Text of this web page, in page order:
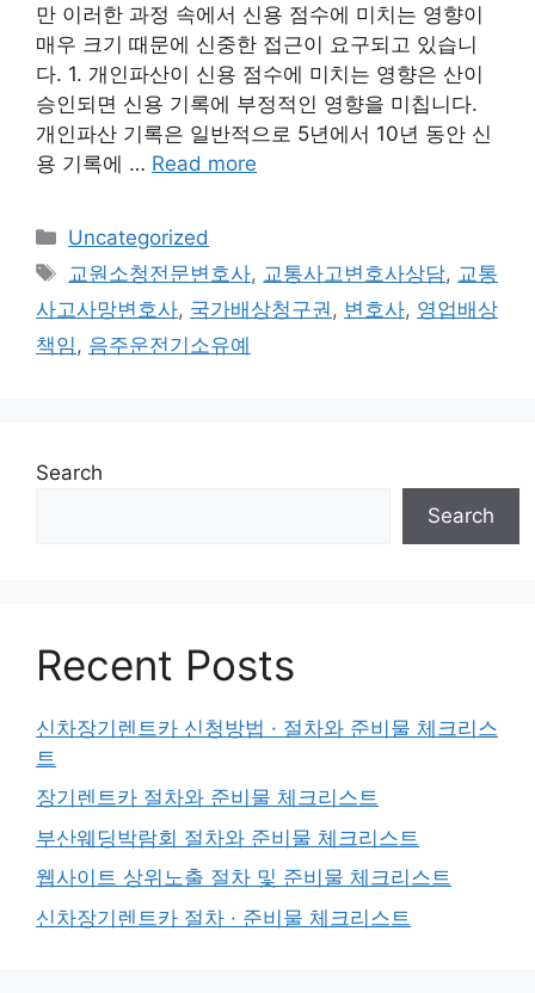
만 이러한 과정 속에서 신용 점수에 미치는 영향이
매우 크기 때문에 신중한 접근이 요구되고 있습니
다. 1. 개인파산이 신용 점수에 미치는 영향은 산이
승인되면 신용 기록에 부정적인 영향을 미칩니다.
개인파산 기록은 일반적으로 5년에서 10년 동안 신
용 기록에 … Read more
Categories
Uncategorized
Tags
교원소청전문변호사, 교통사고변호사상담, 교통
사고사망변호사, 국가배상청구권 , 변호사, 영업배상
책임 , 음주운전기소유예
Search
Search
Recent Posts
신차장기렌트카 신청방법 · 절차와 준비물 체크리스
트
장기렌트카 절차와 준비물 체크리스트
부산웨딩박람회 절차와 준비물 체크리스트
웹사이트 상위노출 절차 및 준비물 체크리스트
신차장기렌트카 절차 · 준비물 체크리스트